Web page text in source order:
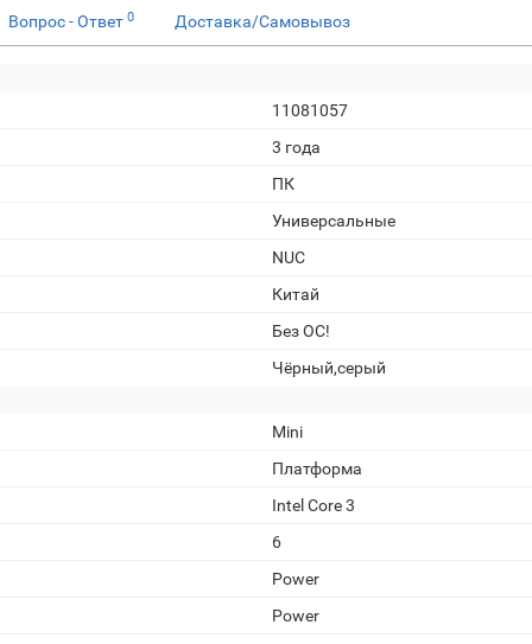
Вопрос - Ответ 0 Доставка/Самовывоз
11081057
3 года
ПК
Универсальные
NUC
Китай
Без ОС!
Чёрный,серый
Mini
Платформа
Intel Core 3
6
Power
Power